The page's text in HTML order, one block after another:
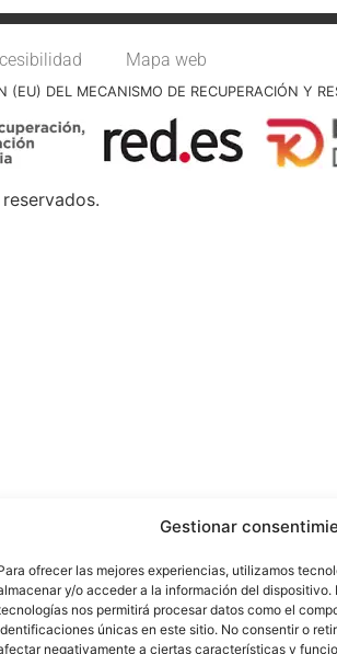
Gestionar
ofrecer las mejores experiencias, utilizamos
y/o acceder a la información del dispositivo.
nos permitirá procesar datos como el
únicas en este sitio. No consentir o
negativamente a ciertas características y
Mapa web
DEL MECANISMO DE RECUPERACIÓN Y